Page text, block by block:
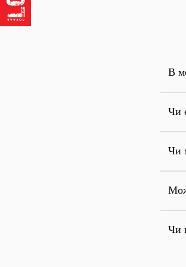
В
Чи
Чи
Чи